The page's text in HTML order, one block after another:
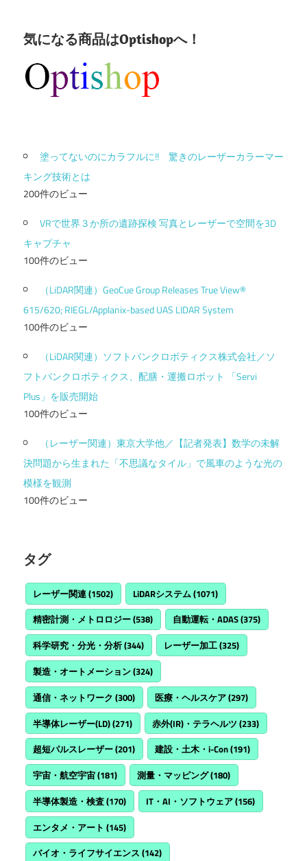
気になる商品はOptishopへ！
塗ってないのにカラフルに!! 驚きのレーザーカラーマー
キング技術とは
200件のビュー
VRで世界３か所の遺跡探検 写真とレーザーで空間を3D
キャプチャ
100件のビュー
（LiDAR関連）GeoCue Group Releases True View®
615/620; RIEGL/Applanix-based UAS LIDAR System
100件のビュー
（LiDAR関連）ソフトバンクロボティクス株式会社／ソ
フトバンクロボティクス、配膳・運搬ロボット 「Servi
Plus」を販売開始
100件のビュー
（レーザー関連）東京大学他／【記者発表】数学の未解
決問題から生まれた「不思議なタイル」で風車のような光の
模様を観測
100件のビュー
タグ
レーザー関連(1502) LiDARシステム(1071)
精密計測・メトロロジー(538) 自動運転・ADAS(375)
科学研究・分光・分析(344) レーザー加工(325)
製造・オートメーション(324)
通信・ネットワーク (300) 医療・ヘルスケア(297)
半導体レーザー(LD)(271) 赤外(IR)・テラヘルツ (233)
超短パルスレーザー(201) 建設・土木・i-Con(191)
宇宙・航空宇宙(181) 測量・マッピング(180)
半導体製造・検査(170) IT・AI・ソフトウェア(156)
エンタメ・アート (145)
バイオ・ライフサイエンス (142)